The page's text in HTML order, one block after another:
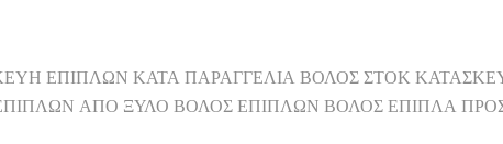
ΕΠΙΠΛΩΝ ΚΑΤΑ ΠΑΡΑΓΓΕΛΙΑ ΒΟΛΟΣ ΣΤΟΚ
ΑΠΟ ΞΥΛΟ ΒΟΛΟΣ ΕΠΙΠΛΩΝ ΒΟΛΟΣ ΕΠΙΠΛΑ ΠΡΟΣΦΟΡΕΣ